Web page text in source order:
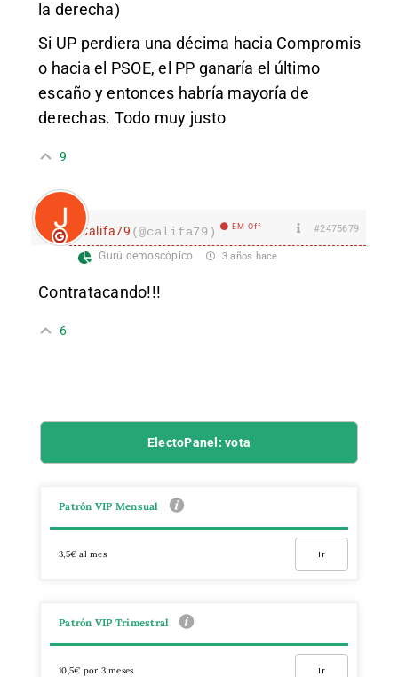
la derecha)
Si UP perdiera una décima hacia Compromis
o hacia el PSOE, el PP ganaría el último
escaño y entonces habría mayoría de
derechas. Todo muy justo
9
Califa79 (@califa79) EM Off #2475679
Gurú demoscópico 3 años hace
Contratacando!!!
6
ElectoPanel: vota
Patrón VIP Mensual
3,5€ al mes Ir
Patrón VIP Trimestral
10,5€ por 3 meses Ir